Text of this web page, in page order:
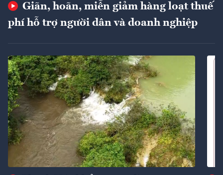
Giãn, hoãn, miễn giảm hàng loạt thuế
phí hỗ trợ người dân và doanh nghiệp